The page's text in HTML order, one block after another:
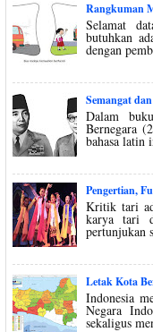
Rangkuman
Selamat
butuhkan
dengan
Semangat
Dalam
Bernegara
bahasa latin
Pengertian,
Kritik tari
karya tari
pertunjukan
Letak Kota
Indonesia
Negara
sekaligus